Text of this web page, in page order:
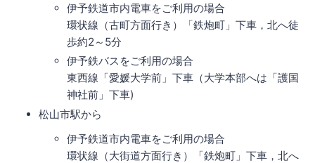
伊予鉄道市内電車をご利用の場合
環状線（古町方面行き）「鉄炮町」下車，北へ徒
歩約2～5分
伊予鉄バスをご利用の場合
東西線「愛媛大学前」下車（大学本部へは「護国
神社前」下車)
松山市駅から
伊予鉄道市内電車をご利用の場合
環状線（大街道方面行き）「鉄炮町」下車，北へ